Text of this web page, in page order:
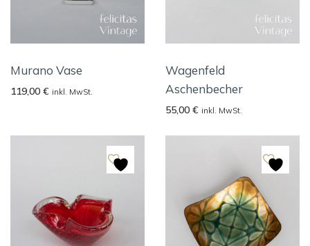
Murano Vase
119,00 € inkl. MwSt.
Wagenfeld
Aschenbecher
55,00 € inkl. MwSt.